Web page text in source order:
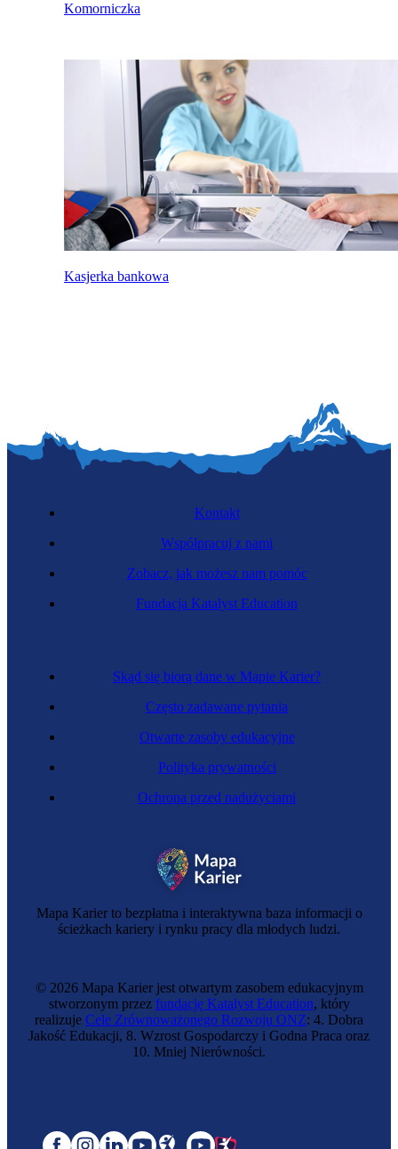
Komorniczka
Kasjerka bankowa
Mapa Karier to bezpłatna i interaktywna baza informacji o
ścieżkach kariery i rynku pracy dla młodych ludzi.
Skąd się biorą dane w Mapie Karier?
Często zadawane pytania
Otwarte zasoby edukacyjne
Polityka prywatności
Ochrona przed nadużyciami
Kontakt
Współpracuj z nami
Zobacz, jak możesz nam pomóc
Fundacja Katalyst Education
© 2026 Mapa Karier jest otwartym zasobem edukacyjnym
stworzonym przez fundację Katalyst Education, który
realizuje Cele Zrównoważonego Rozwoju ONZ: 4. Dobra
Jakość Edukacji, 8. Wzrost Gospodarczy i Godna Praca oraz
10. Mniej Nierówności.